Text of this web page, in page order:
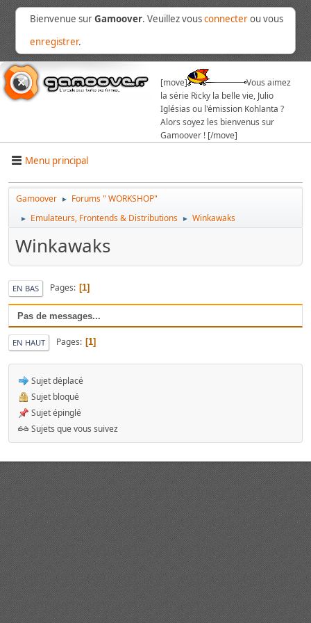
Bienvenue surGamoover. Veuillez vousconnecterou vous
enregistrer.
[move]
Vous aimez
la série Ricky la belle vie, Julio
Iglésias ou l'émission Kohlanta ?
Alors soyez les bienvenus sur
Gamoover ! [/move]
Menu principal
Gamoover ► Forums " WORKSHOP"
► Emulateurs, Frontends & Distributions ► Winkawaks
Winkawaks
EN BAS Pages 1
Pas de messages...
EN HAUT Pages 1
Sujet déplacé
Sujet bloqué
Sujet épinglé
Sujets que vous suivez